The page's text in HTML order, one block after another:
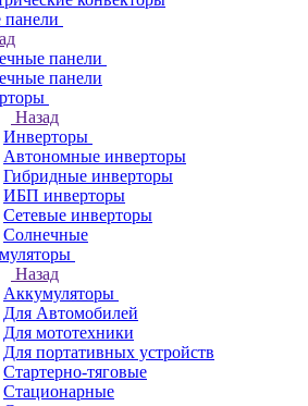
панели
панели
Назад
Инверторы
Автономные инверторы
Гибридные инверторы
ИБП инверторы
Сетевые инверторы
Солнечные
Назад
Аккумуляторы
Для Автомобилей
Для мототехники
Для портативных устройств
Стартерно-тяговые
Стационарные